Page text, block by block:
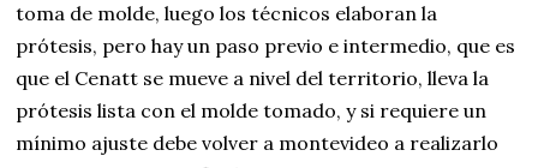
toma de molde, luego los técnicos elaboran la
prótesis, pero hay un paso previo e intermedio, que es
que el Cenatt se mueve a nivel del territorio, lleva la
prótesis lista con el molde tomado, y si requiere un
mínimo ajuste debe volver a montevideo a realizarlo